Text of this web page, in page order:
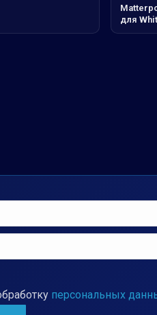
для
персональных